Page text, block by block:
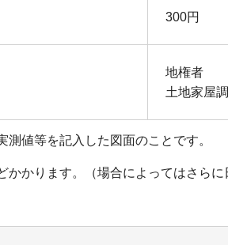
300円
地権者
土地家屋
値等を記入した図面のことです。
かります。（場合によってはさらに